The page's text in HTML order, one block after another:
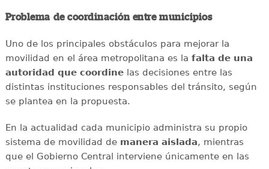
Problema de coordinación entre municipios
Uno de los principales obstáculos para mejorar la
movilidad en el área metropolitana es la falta de una
autoridad que coordinelas decisiones entre las
distintas instituciones responsables del tránsito, según
se plantea en la propuesta.
En la actualidad cada municipio administra su propio
sistema de movilidad demanera aislada, mientras
que el Gobierno Central interviene únicamente en las